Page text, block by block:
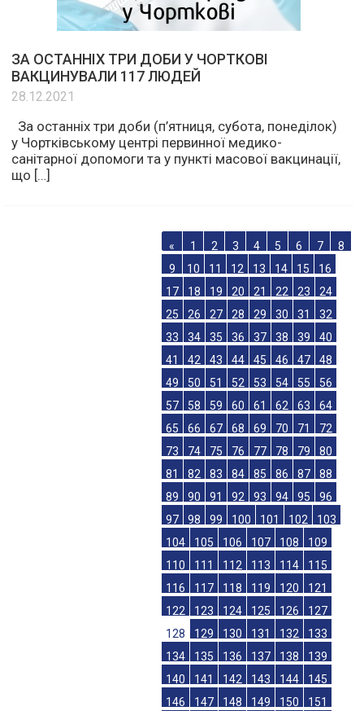
ЗА ОСТАННІХ ТРИ ДОБИ У ЧОРТКОВІ
ВАКЦИНУВАЛИ 117 ЛЮДЕЙ
28.12.2021
За останніх три доби (п’ятниця, субота, понеділок)
у Чортківському центрі первинної медико-
санітарної допомоги та у пункті масової вакцинації,
що […]
« 1 2 3 4 5 6 7
8
9
10 11 12 13 14 15
16
17
18 19 20 21 22 23
24
25
26 27 28 29 30 31
32
33
34 35 36 37 38 39
40
41
42 43 44 45 46 47
48
49
50 51 52 53 54 55
56
57
58 59 60 61 62 63
64
65
66 67 68 69 70 71
72
73
74 75 76 77 78 79
80
81
82 83 84 85 86 87
88
89
90 91 92 93 94 95
96
97
98 99 100 101 102
103
104
105 106 107 108
109
110
111 112 113 114
115
116
117 118 119 120
121
122
123 124 125 126
127
128
129 130 131 132
133
134
135 136 137 138
139
140
141 142 143 144
145
146
147 148 149 150
151